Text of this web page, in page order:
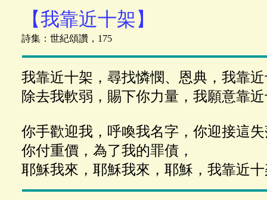
【我靠近十架】
詩集：世紀頌讚，175
我靠近十架，尋找憐憫、恩典，我靠
除去我軟弱，賜下你力量，我願意靠
你手歡迎我，呼喚我名字，你迎接這
你付重價，為了我的罪債，
耶穌我來，耶穌我來，耶穌，我靠近